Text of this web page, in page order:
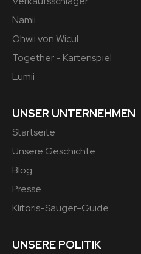
Namii
Ohwii von Wicul
Together - Kartenspiel
Lumii
UNSER UNTERNEHMEN
Startseite
Unsere Geschichte
Blog
Presse
Klitoris-Sauger-Guide
UNSERE POLITIK